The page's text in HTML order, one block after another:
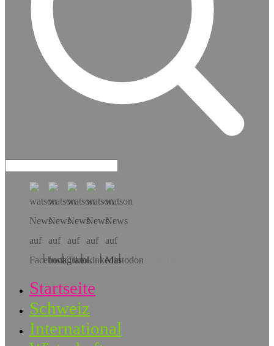
Hol dir die App!
Startseite
Schweiz
International